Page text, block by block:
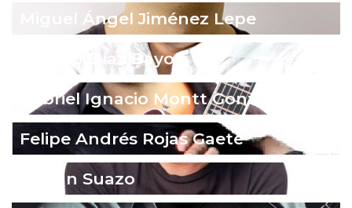
Miguel Ángel Jiménez Lepe
Ignacio Díaz Bayo
Gabriel Ignacio Montt González
Felipe Andrés Rojas Gaete
Fabián Suazo